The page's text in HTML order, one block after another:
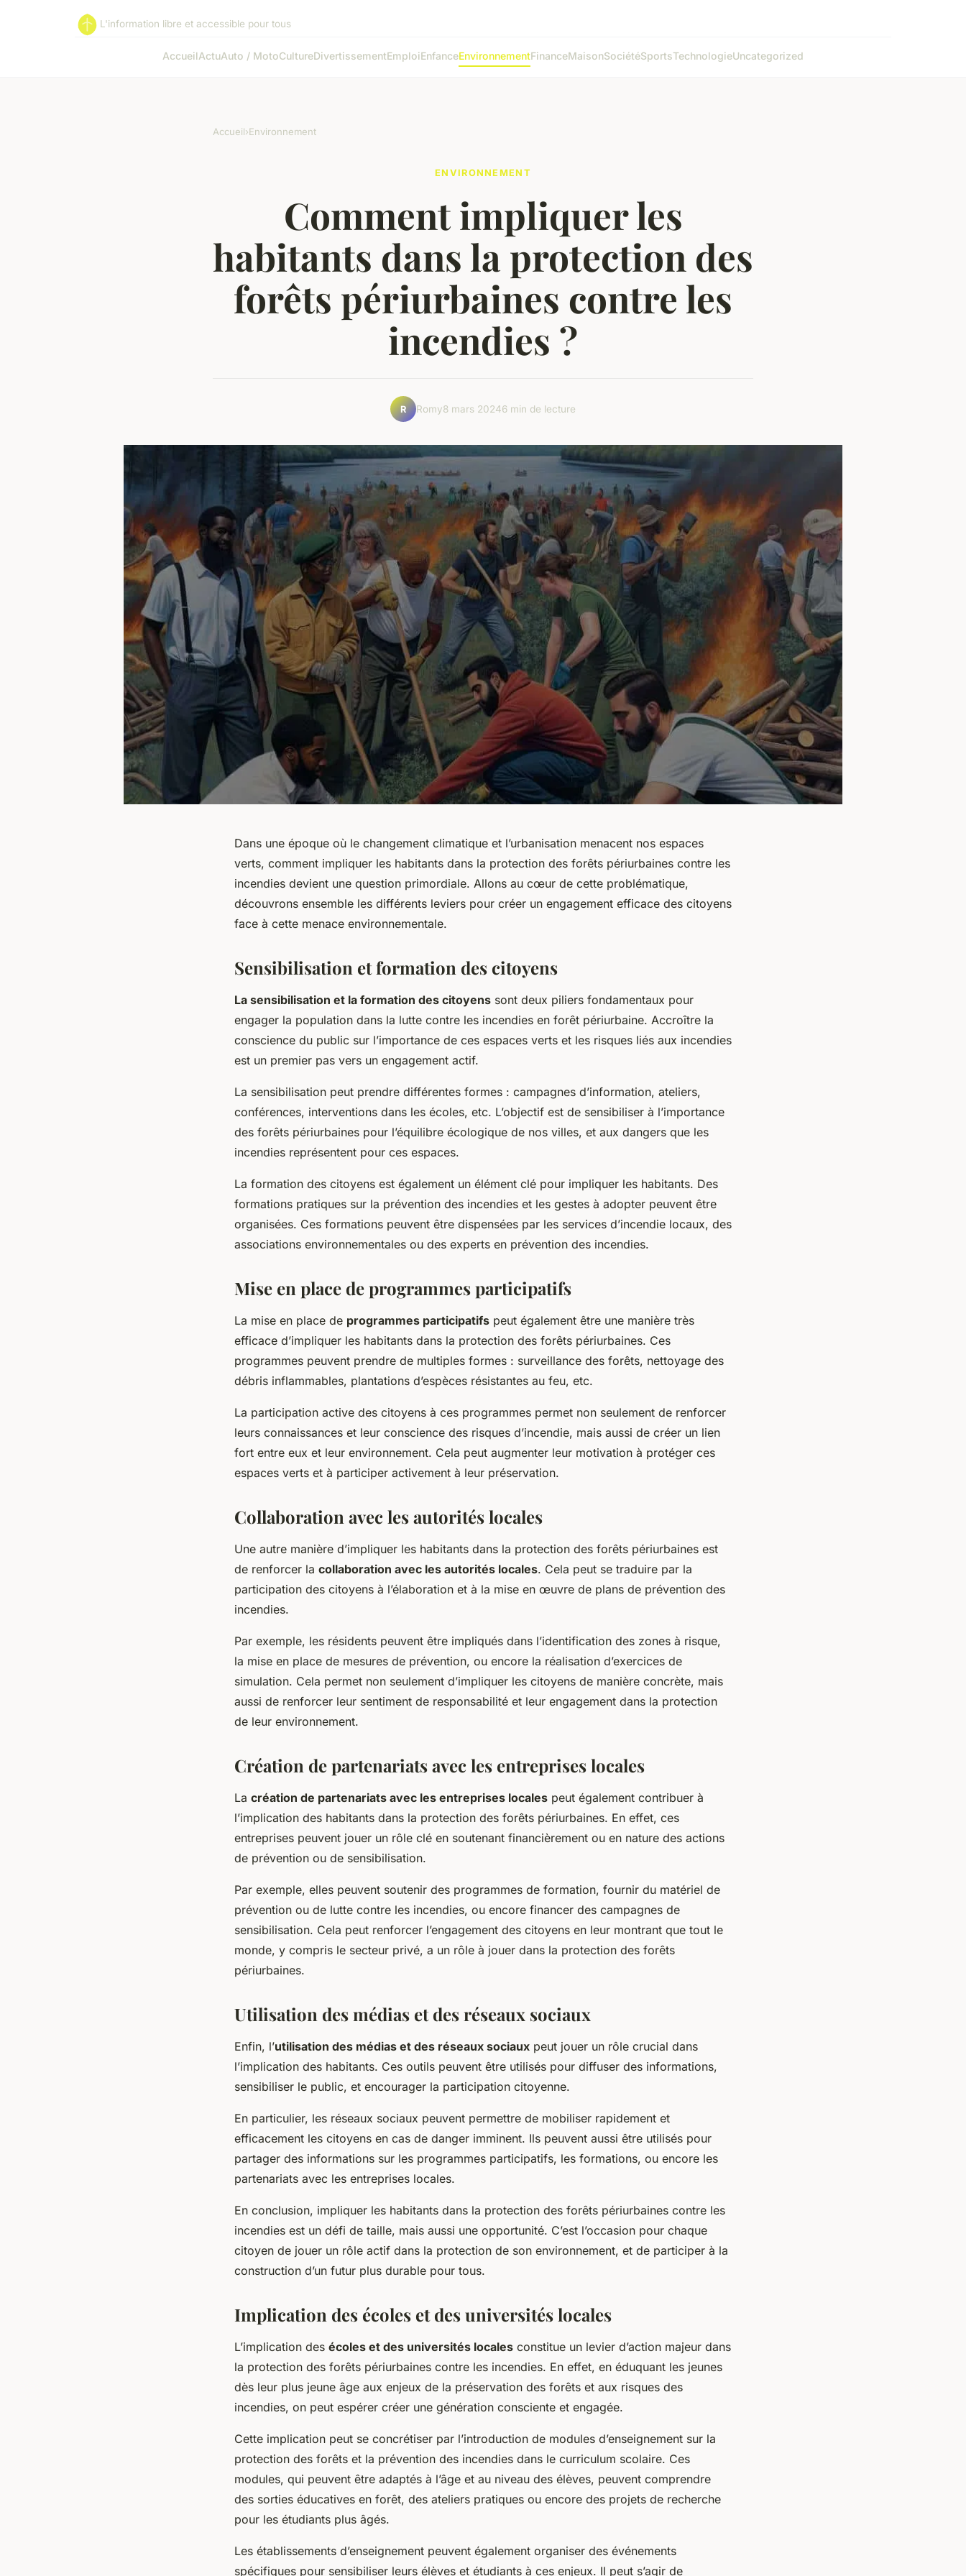
L'information libre et accessible pour tous
AccueilActuAuto / MotoCultureDivertissementEmploiEnfanceEnvironnementFinanceMaisonSociétéSportsTechnologieUncategorized
Accueil›Environnement
ENVIRONNEMENT
Comment impliquer les
habitants dans la protection des
forêts périurbaines contre les
incendies ?
R Romy8 mars 20246 min de lecture
Dans une époque où le changement climatique et l’urbanisation menacent nos espaces
verts, comment impliquer les habitants dans la protection des forêts périurbaines contre les
incendies devient une question primordiale. Allons au cœur de cette problématique,
découvrons ensemble les différents leviers pour créer un engagement efficace des citoyens
face à cette menace environnementale.
Sensibilisation et formation des citoyens
La sensibilisation et la formation des citoyens sont deux piliers fondamentaux pour
engager la population dans la lutte contre les incendies en forêt périurbaine. Accroître la
conscience du public sur l’importance de ces espaces verts et les risques liés aux incendies
est un premier pas vers un engagement actif.
La sensibilisation peut prendre différentes formes : campagnes d’information, ateliers,
conférences, interventions dans les écoles, etc. L’objectif est de sensibiliser à l’importance
des forêts périurbaines pour l’équilibre écologique de nos villes, et aux dangers que les
incendies représentent pour ces espaces.
La formation des citoyens est également un élément clé pour impliquer les habitants. Des
formations pratiques sur la prévention des incendies et les gestes à adopter peuvent être
organisées. Ces formations peuvent être dispensées par les services d’incendie locaux, des
associations environnementales ou des experts en prévention des incendies.
Mise en place de programmes participatifs
La mise en place de programmes participatifs peut également être une manière très
efficace d’impliquer les habitants dans la protection des forêts périurbaines. Ces
programmes peuvent prendre de multiples formes : surveillance des forêts, nettoyage des
débris inflammables, plantations d’espèces résistantes au feu, etc.
La participation active des citoyens à ces programmes permet non seulement de renforcer
leurs connaissances et leur conscience des risques d’incendie, mais aussi de créer un lien
fort entre eux et leur environnement. Cela peut augmenter leur motivation à protéger ces
espaces verts et à participer activement à leur préservation.
Collaboration avec les autorités locales
Une autre manière d’impliquer les habitants dans la protection des forêts périurbaines est
de renforcer la collaboration avec les autorités locales. Cela peut se traduire par la
participation des citoyens à l’élaboration et à la mise en œuvre de plans de prévention des
incendies.
Par exemple, les résidents peuvent être impliqués dans l’identification des zones à risque,
la mise en place de mesures de prévention, ou encore la réalisation d’exercices de
simulation. Cela permet non seulement d’impliquer les citoyens de manière concrète, mais
aussi de renforcer leur sentiment de responsabilité et leur engagement dans la protection
de leur environnement.
Création de partenariats avec les entreprises locales
La création de partenariats avec les entreprises locales peut également contribuer à
l’implication des habitants dans la protection des forêts périurbaines. En effet, ces
entreprises peuvent jouer un rôle clé en soutenant financièrement ou en nature des actions
de prévention ou de sensibilisation.
Par exemple, elles peuvent soutenir des programmes de formation, fournir du matériel de
prévention ou de lutte contre les incendies, ou encore financer des campagnes de
sensibilisation. Cela peut renforcer l’engagement des citoyens en leur montrant que tout le
monde, y compris le secteur privé, a un rôle à jouer dans la protection des forêts
périurbaines.
Utilisation des médias et des réseaux sociaux
Enfin, l’utilisation des médias et des réseaux sociaux peut jouer un rôle crucial dans
l’implication des habitants. Ces outils peuvent être utilisés pour diffuser des informations,
sensibiliser le public, et encourager la participation citoyenne.
En particulier, les réseaux sociaux peuvent permettre de mobiliser rapidement et
efficacement les citoyens en cas de danger imminent. Ils peuvent aussi être utilisés pour
partager des informations sur les programmes participatifs, les formations, ou encore les
partenariats avec les entreprises locales.
En conclusion, impliquer les habitants dans la protection des forêts périurbaines contre les
incendies est un défi de taille, mais aussi une opportunité. C’est l’occasion pour chaque
citoyen de jouer un rôle actif dans la protection de son environnement, et de participer à la
construction d’un futur plus durable pour tous.
Implication des écoles et des universités locales
L’implication des écoles et des universités locales constitue un levier d’action majeur dans
la protection des forêts périurbaines contre les incendies. En effet, en éduquant les jeunes
dès leur plus jeune âge aux enjeux de la préservation des forêts et aux risques des
incendies, on peut espérer créer une génération consciente et engagée.
Cette implication peut se concrétiser par l’introduction de modules d’enseignement sur la
protection des forêts et la prévention des incendies dans le curriculum scolaire. Ces
modules, qui peuvent être adaptés à l’âge et au niveau des élèves, peuvent comprendre
des sorties éducatives en forêt, des ateliers pratiques ou encore des projets de recherche
pour les étudiants plus âgés.
Les établissements d’enseignement peuvent également organiser des événements
spécifiques pour sensibiliser leurs élèves et étudiants à ces enjeux. Il peut s’agir de